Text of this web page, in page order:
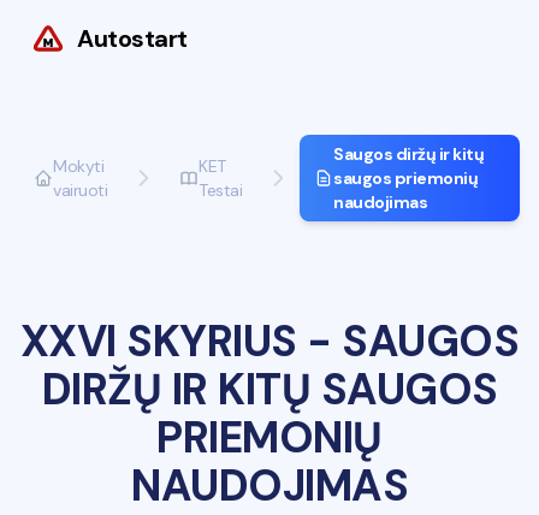
Autostart
Mokyti
vairuoti
KET
Testai
Saugos diržų ir kitų
saugos priemonių
naudojimas
XXVI SKYRIUS - SAUGOS
DIRŽŲ IR KITŲ SAUGOS
PRIEMONIŲ
NAUDOJIMAS